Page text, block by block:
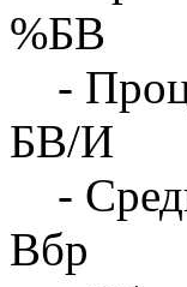
%БВ
-
БВ/И
-
Вбр